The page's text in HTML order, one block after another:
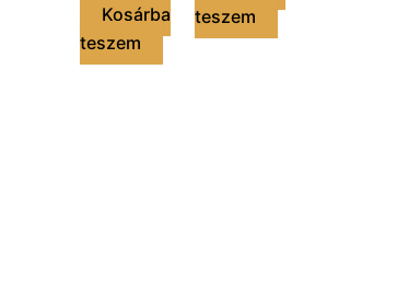
Kosárba
teszem
teszem